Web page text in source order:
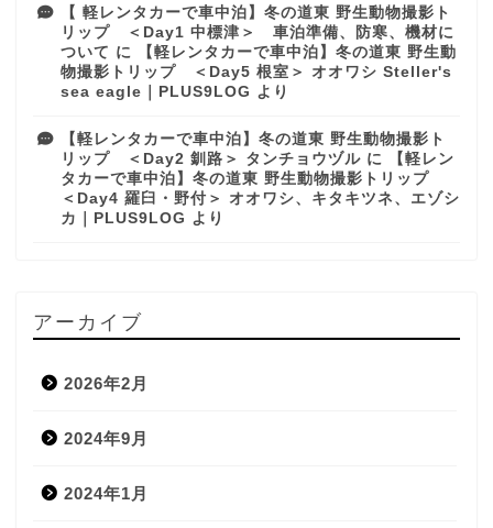
【 軽レンタカーで車中泊】冬の道東 野生動物撮影ト
リップ ＜Day1 中標津＞ 車泊準備、防寒、機材に
ついて に
【軽レンタカーで車中泊】冬の道東 野生動
物撮影トリップ ＜Day5 根室＞ オオワシ Steller's
sea eagle｜PLUS9LOG より
【軽レンタカーで車中泊】冬の道東 野生動物撮影ト
リップ ＜Day2 釧路＞ タンチョウヅル に
【軽レン
タカーで車中泊】冬の道東 野生動物撮影トリップ
＜Day4 羅臼・野付＞ オオワシ、キタキツネ、エゾシ
カ｜PLUS9LOG より
アーカイブ
2026年2月
2024年9月
2024年1月